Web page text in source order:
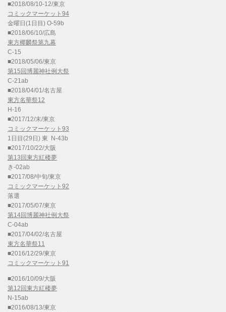
■2018/08/10-12/東京
コミックマーケット94
金曜日(1日目) O-59b
■2018/06/10/広島
東方椰麟祭第九幕
C-15
■2018/05/06/東京
第15回博麗神社例大祭
C-21ab
■2018/04/01/名古屋
東方名華祭12
H-16
■2017/12/末/東京
コミックマーケット93
1日目(29日) 東 N-43b
■2017/10/22/大阪
第13回東方紅楼夢
き-02ab
■2017/08/中旬/東京
コミックマーケット92
落選
■2017/05/07/東京
第14回博麗神社例大祭
C-04ab
■2017/04/02/名古屋
東方名華祭11
■2016/12/29/東京
コミックマーケット91
■2016/10/09/大阪
第12回東方紅楼夢
N-15ab
■2016/08/13/東京